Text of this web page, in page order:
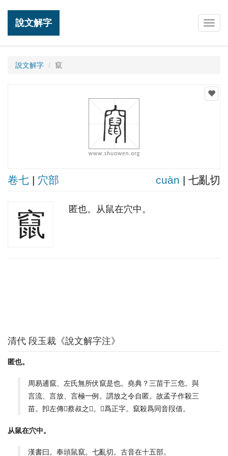
說文解字
說文解字 竄
卷七 | 穴部 cuàn | 七亂切
竄 匿也。从鼠在穴中。
清代 段玉裁《說文解字注》
匿也。
周易逋竄、左氏無所伏竄是也。堯典？三苗于三危。與
言流、言放、言極一例。謂放之令自匿。故孟子作殺三
苗。卽左傳𥻦蔡叔之𥻦。𥻦爲正字。竄殺爲同音叚借。
从鼠在穴中。
漢書曰。奉頭鼠竄。七亂切。古音在十五部。